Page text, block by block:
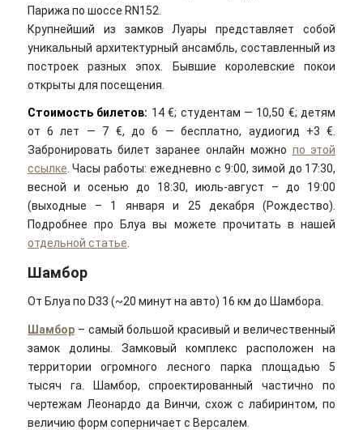
Парижа по шоссе RN152.
Крупнейший из замков Луары представляет собой
уникальный архитектурный ансамбль, составленный из
построек разных эпох. Бывшие королевские покои
открыты для посещения.
Стоимость билетов: 14 €; студентам — 10,50 €; детям
от 6 лет — 7 €, до 6 — бесплатно, аудиогид +3 €.
Забронировать билет заранее онлайн можно по этой
ссылке. Часы работы: ежедневно с 9:00, зимой до 17:30,
весной и осенью до 18:30, июль-август – до 19:00
(выходные – 1 января и 25 декабря (Рождество).
Подробнее про Блуа вы можете прочитать в нашей
отдельной статье.
Шамбор
От Блуа по D33 (~20 минут на авто) 16 км до Шамбора.
Шамбор– самый большой красивый и величественный
замок долины. Замковый комплекс расположен на
территории огромного лесного парка площадью 5
тысяч га. Шамбор, спроектированный частично по
чертежам Леонардо да Винчи, схож с лабиринтом, по
величию форм соперничает с Версалем.